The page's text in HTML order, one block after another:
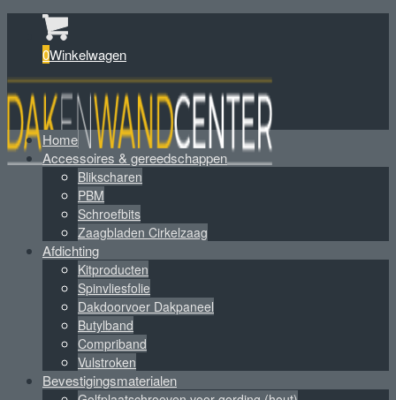
0Winkelwagen
Home
Accessoires & gereedschappen
Blikscharen
PBM
Schroefbits
Zaagbladen Cirkelzaag
Afdichting
Kitproducten
Spinvliesfolie
Dakdoorvoer Dakpaneel
Butylband
Compriband
Vulstroken
Bevestigingsmaterialen